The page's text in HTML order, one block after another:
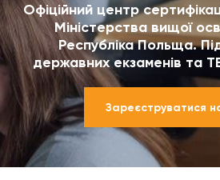
Офіційний центр
Міністерства вищої
Республіка Польща.
державних екзаменів та
Зареєструватися